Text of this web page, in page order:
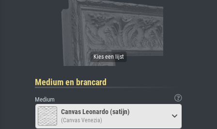
Medium en brancard
Medium
Canvas Leonardo (satijn)
(Canvas Venezia)